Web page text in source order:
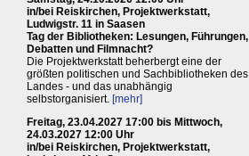
in/bei Reiskirchen, Projektwerkstatt,
Ludwigstr. 11 in Saasen
Tag der Bibliotheken: Lesungen, Führungen,
Debatten und Filmnacht?
Die Projektwerkstatt beherbergt eine der
größten politischen und Sachbibliotheken des
Landes - und das unabhängig
selbstorganisiert. [mehr]
Freitag, 23.04.2027 17:00 bis Mittwoch,
24.03.2027 12:00 Uhr
in/bei Reiskirchen, Projektwerkstatt,